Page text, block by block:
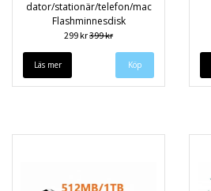
dator/stationär/telefon/mac
Flashminnesdisk
299 kr399 kr
Läs mer Köp